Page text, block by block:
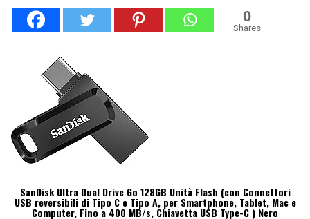
0
Shares
SanDisk Ultra Dual Drive Go 128GB Unità Flash (con Connettori
USB reversibili di Tipo C e Tipo A, per Smartphone, Tablet, Mac e
Computer, Fino a 400 MB/s, Chiavetta USB Type-C ) Nero